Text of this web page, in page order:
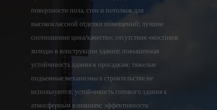
поверхности пола, стен и потолков для
высококлассной отделки помещений; лучшее
соотношение цена/качество; отсутствие «мостиков
холода» в конструкции здания; повышенная
устойчивость здания к просадкам; тяжелые
подъемные механизмы в строительстве не
используются; устойчивость готового здания к
атмосферным влияниям; эффективность